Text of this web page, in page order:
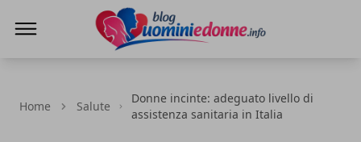
Home Salute
Donne incinte: adeguato livello di
assistenza sanitaria in Italia